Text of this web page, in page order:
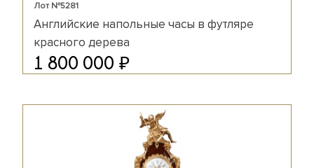
Лот №5281
Английские напольные часы в футляре
красного дерева
1 800 000 ₽